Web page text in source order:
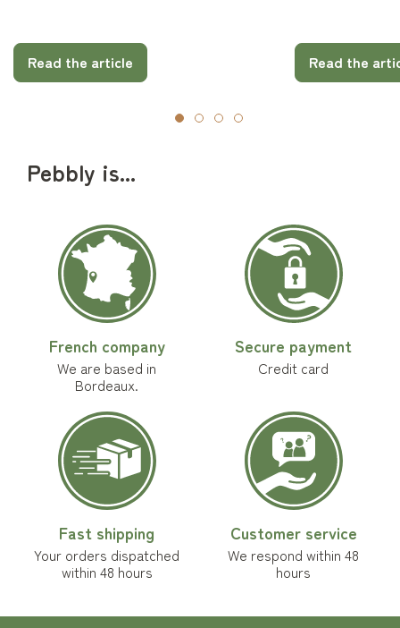
Read the article Read the
Pebbly is...
French company
We are based in
Bordeaux.
Secure payment
Credit card
Fast shipping
Your orders dispatched
within 48 hours
Customer service
We respond within 48
hours